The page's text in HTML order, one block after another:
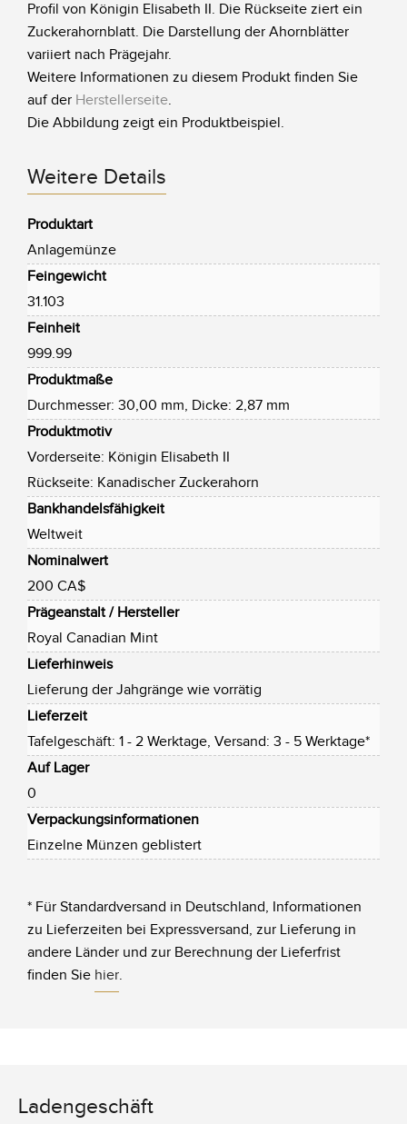
Profil von Königin Elisabeth II. Die Rückseite ziert ein
Zuckerahornblatt. Die Darstellung der Ahornblätter
variiert nach Prägejahr.
Weitere Informationen zu diesem Produkt finden Sie
auf der Herstellerseite.
Die Abbildung zeigt ein Produktbeispiel.
Weitere Details
Produktart
Anlagemünze
Feingewicht
31.103
Feinheit
999.99
Produktmaße
Durchmesser: 30,00 mm, Dicke: 2,87 mm
Produktmotiv
Vorderseite: Königin Elisabeth II
Rückseite: Kanadischer Zuckerahorn
Bankhandelsfähigkeit
Weltweit
Nominalwert
200 CA$
Prägeanstalt / Hersteller
Royal Canadian Mint
Lieferhinweis
Lieferung der Jahgränge wie vorrätig
Lieferzeit
Tafelgeschäft: 1 - 2 Werktage, Versand: 3 - 5 Werktage*
Auf Lager
0
Verpackungsinformationen
Einzelne Münzen geblistert
* Für Standardversand in Deutschland, Informationen
zu Lieferzeiten bei Expressversand, zur Lieferung in
andere Länder und zur Berechnung der Lieferfrist
finden Sie hier.
Ladengeschäft